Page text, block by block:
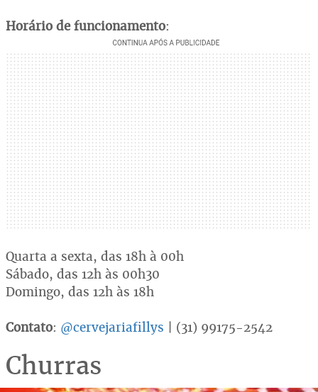
Horário de funcionamento:
Quarta a sexta, das 18h à 00h
Sábado, das 12h às 00h30
Domingo, das 12h às 18h
Contato: @cervejariafillys | (31) 99175-2542
Churras